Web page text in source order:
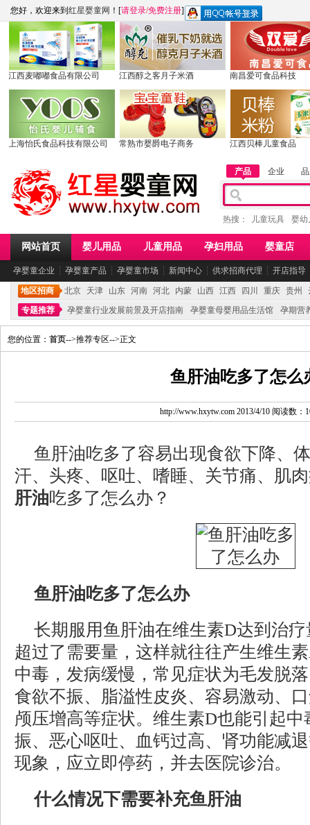
您好，欢迎来到 红星婴童网 ！[请登录/免费注册]
江西麦嘟嘟食品有限公司 江西醇之客月子米酒 南昌爱可食品科技
上海怡氏食品科技有限公司 常熟市婴爵电子商务 江西贝棒儿童食品
产品 企业
热搜： 儿童玩具 婴幼
网站首页 婴儿用品 儿童用品 孕妇用品 婴童店
孕婴童企业 ┆ 孕婴童产品 ┆ 孕婴童市场 ┆ 新闻中心 ┆ 供求招商代理 ┆ 开店指导
地区招商 北京 天津 山东 河南 河北 内蒙 山西 江西 四川 重庆 贵州
专题推荐
孕婴童行业发展前景及开店指南 孕婴童母婴用品生活馆 孕期营
您的位置： 首页-->推荐专区-->正文
鱼肝油吃多了怎么
http://www.hxytw.com 2013/4/10 阅读数：
鱼肝油吃多了容易出现食欲下降、
汗、头疼、呕吐、嗜睡、关节痛、肌
肝油吃多了怎么办？
鱼肝油吃多了怎么办
长期服用鱼肝油在维生素D达到治
超过了需要量，这样就往往产生维生
中毒，发病缓慢，常见症状为毛发脱
食欲不振、脂溢性皮炎、容易激动、
颅压增高等症状。维生素D也能引起
振、恶心呕吐、血钙过高、肾功能减
现象，应立即停药，并去医院诊治。
什么情况下需要补充鱼肝油